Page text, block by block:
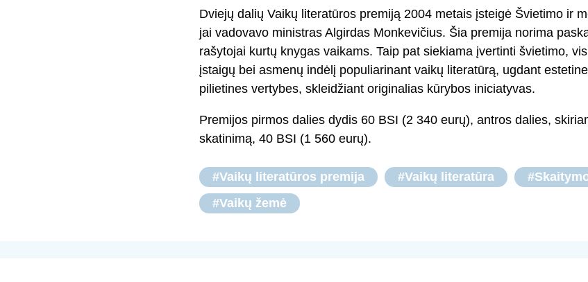
Dviejų dalių Vaikų literatūros premiją 2004 metais įsteigė Švietimo ir
jai vadovavo ministras Algirdas Monkevičius. Šia premija norima
rašytojai kurtų knygas vaikams. Taip pat siekiama įvertinti švietimo,
įstaigų bei asmenų indėlį populiarinant vaikų literatūrą, ugdant
pilietines vertybes, skleidžiant originalias kūrybos iniciatyvas.
Premijos pirmos dalies dydis 60 BSI (2 340 eurų), antros dalies,
skatinimą, 40 BSI (1 560 eurų).
#Vaikų literatūros premija #Vaikų literatūra
#Vaikų žemė